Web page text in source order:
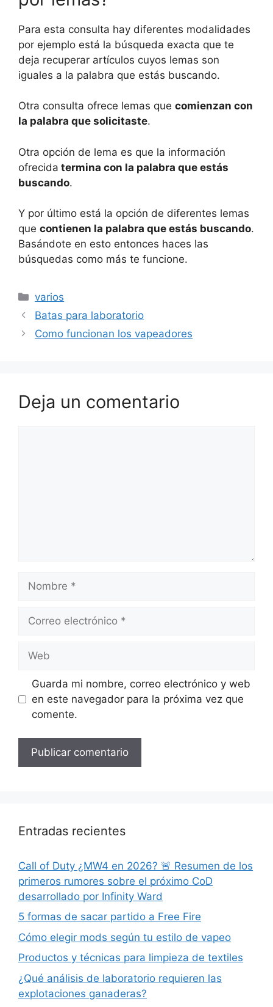
Para esta consulta hay diferentes modalidades
por ejemplo está la búsqueda exacta que te
deja recuperar artículos cuyos lemas son
iguales a la palabra que estás buscando.
Otra consulta ofrece lemas que comienzan con
la palabra que solicitaste.
Otra opción de lema es que la información
ofrecida termina con la palabra que estás
buscando.
Y por último está la opción de diferentes lemas
que contienen la palabra que estás buscando.
Basándote en esto entonces haces las
búsquedas como más te funcione.
Categorías
varios
Batas para laboratorio
Como funcionan los vapeadores
Deja un comentario
Nombre
Correo
Web
Guarda mi nombre, correo electrónico y web
en este navegador para la próxima vez que
comente.
Entradas recientes
Call of Duty ¿MW4 en 2026? 🚨 Resumen de los
primeros rumores sobre el próximo CoD
desarrollado por Infinity Ward
5 formas de sacar partido a Free Fire
Cómo elegir mods según tu estilo de vapeo
Productos y técnicas para limpieza de textiles
¿Qué análisis de laboratorio requieren las
explotaciones ganaderas?